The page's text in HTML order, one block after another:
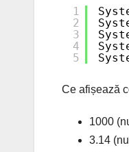
1
2
3
4
5
Ce afișează
1000
3.14